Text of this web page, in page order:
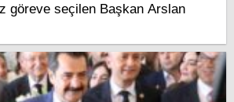
göreve seçilen Başkan Arslan